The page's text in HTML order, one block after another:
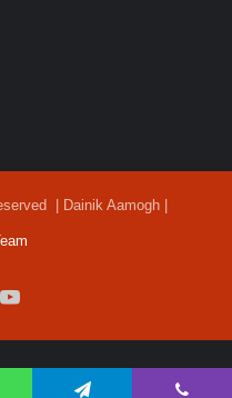
| Dainik Aamogh |